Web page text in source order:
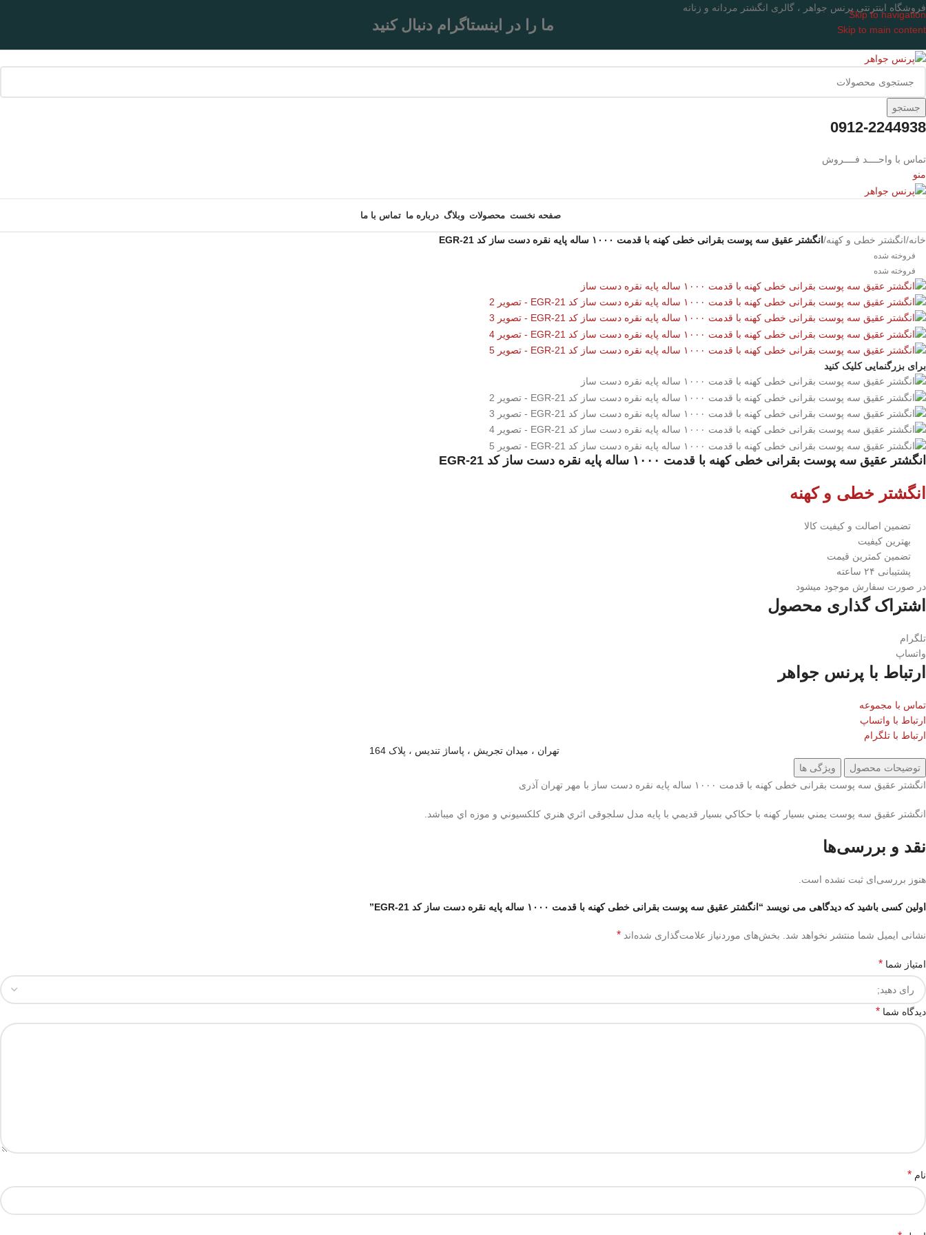
Skip to navigation
Skip to main content
فروشگاه اینترنتی پرنس جواهر ، گالری انگشتر مردانه و زنانه
ما را در اینستاگرام دنبال کنید
جستجو
0912-2244938
تماس با واحــــد فــــروش
منو
صفحه نخست محصولات وبلاگ درباره ما تماس با ما
خانه/انگشتر خطی و کهنه/انگشتر عقیق سه پوست بقرانی خطی کهنه با قدمت ۱۰۰۰ ساله پایه نقره دست ساز کد EGR-21
فروخته شده
فروخته شده
برای بزرگنمایی کلیک کنید
انگشتر عقیق سه پوست بقرانی خطی کهنه با قدمت ۱۰۰۰ ساله پایه نقره دست ساز کد EGR-21
انگشتر خطی و کهنه
تضمین اصالت و کیفیت کالا
بهترین کیفیت
تضمین کمترین قیمت
پشتیبانی ۲۴ ساعته
در صورت سفارش موجود میشود
اشتراک گذاری محصول
تلگرام
واتساپ
ارتباط با پرنس جواهر
تماس با مجموعه
ارتباط با واتساپ
ارتباط با تلگرام
تهران ، میدان تجریش ، پاساژ تندیس ، پلاک 164
توضیحات محصول
ویژگی ها
انگشتر عقیق سه پوست بقرانی خطی کهنه با قدمت ۱۰۰۰ ساله پایه نقره دست ساز با مهر تهران آذری
انگشتر عقيق سه پوست يمني بسيار كهنه با حكاكي بسيار قديمي با پايه مدل سلجوقی اثري هنري كلكسيوني و موزه اي ميباشد.
نقد و بررسی‌ها
هنوز بررسی‌ای ثبت نشده است.
اولین کسی باشید که دیدگاهی می نویسد “انگشتر عقیق سه پوست بقرانی خطی کهنه با قدمت ۱۰۰۰ ساله پایه نقره دست ساز کد EGR-21”
نشانی ایمیل شما منتشر نخواهد شد. بخش‌های موردنیاز علامت‌گذاری شده‌اند *
امتیاز شما *
دیدگاه شما *
نام *